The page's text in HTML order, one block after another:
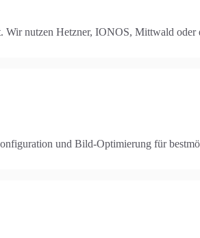
nutzen Hetzner, IONOS, Mittwald oder
und Bild-Optimierung für